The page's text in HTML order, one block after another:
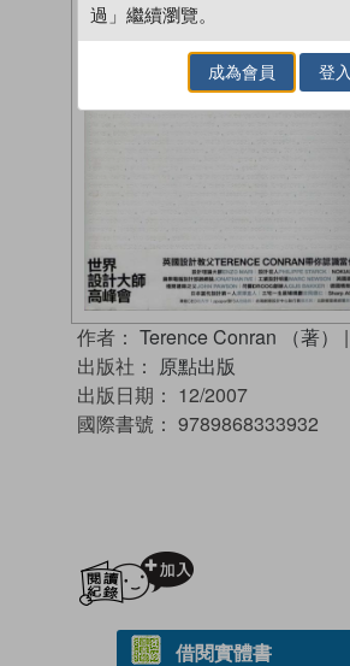
作者： Terence Conran （著） |
出版社： 原點出版
出版日期： 12/2007
國際書號： 9789868333932
借閱實體書
過」繼續瀏覽。
成為會員 登入